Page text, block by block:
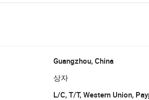
Guangzhou, China
상자
L/C, T/T, Western Union,